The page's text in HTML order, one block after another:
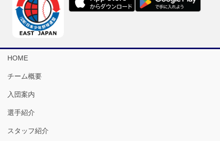
HOME
チーム概要
入団案内
選手紹介
スタッフ紹介